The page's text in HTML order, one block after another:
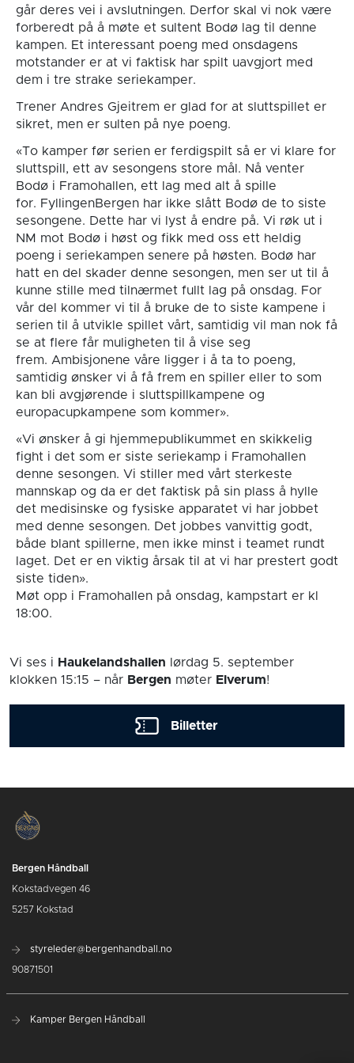
går deres vei i avslutningen. Derfor skal vi nok være
forberedt på å møte et sultent Bodø lag til denne
kampen. Et interessant poeng med onsdagens
motstander er at vi faktisk har spilt uavgjort med
dem i tre strake seriekamper.
Trener Andres Gjeitrem er glad for at sluttspillet er
sikret, men er sulten på nye poeng.
«To kamper før serien er ferdigspilt så er vi klare for
sluttspill, ett av sesongens store mål. Nå venter
Bodø i Framohallen, ett lag med alt å spille
for. FyllingenBergen har ikke slått Bodø de to siste
sesongene. Dette har vi lyst å endre på. Vi røk ut i
NM mot Bodø i høst og fikk med oss ett heldig
poeng i seriekampen senere på høsten. Bodø har
hatt en del skader denne sesongen, men ser ut til å
kunne stille med tilnærmet fullt lag på onsdag. For
vår del kommer vi til å bruke de to siste kampene i
serien til å utvikle spillet vårt, samtidig vil man nok få
se at flere får muligheten til å vise seg
frem. Ambisjonene våre ligger i å ta to poeng,
samtidig ønsker vi å få frem en spiller eller to som
kan bli avgjørende i sluttspillkampene og
europacupkampene som kommer».
«Vi ønsker å gi hjemmepublikummet en skikkelig
fight i det som er siste seriekamp i Framohallen
denne sesongen. Vi stiller med vårt sterkeste
mannskap og da er det faktisk på sin plass å hylle
det medisinske og fysiske apparatet vi har jobbet
med denne sesongen. Det jobbes vanvittig godt,
både blant spillerne, men ikke minst i teamet rundt
laget. Det er en viktig årsak til at vi har prestert godt
siste tiden».
Møt opp i Framohallen på onsdag, kampstart er kl
18:00.
Vi ses i Haukelandshallen lørdag 5. september
klokken 15:15 – når Bergen møter Elverum!
Billetter
Bergen Håndball
Kokstadvegen 46
5257 Kokstad
styreleder@bergenhandball.no
90871501
Kamper Bergen Håndball